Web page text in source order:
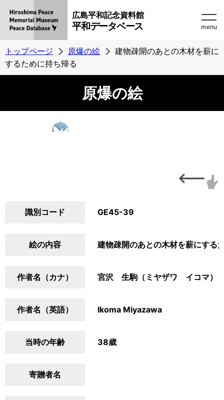
広島平和記念資料館
平和データベース menu
トップページ 原爆の絵
建物疎開のあとの木材を薪に
するために持ち帰る
原爆の絵
識別コード GE45-39
絵の内容 建物疎開のあとの木材を薪にする
作者名（カナ） 宮沢 生駒（ミヤザワ イコマ）
作者名（英語） Ikoma Miyazawa
当時の年齢 38歳
寄贈者名